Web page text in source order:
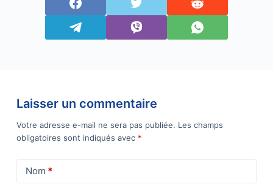
Laisser un commentaire
Votre adresse e-mail ne sera pas publiée. Les champs
obligatoires sont indiqués avec *
Nom *